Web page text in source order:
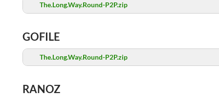
The.Long.Way.Round-P2P.zip
GOFILE
The.Long.Way.Round-P2P.zip
RANOZ